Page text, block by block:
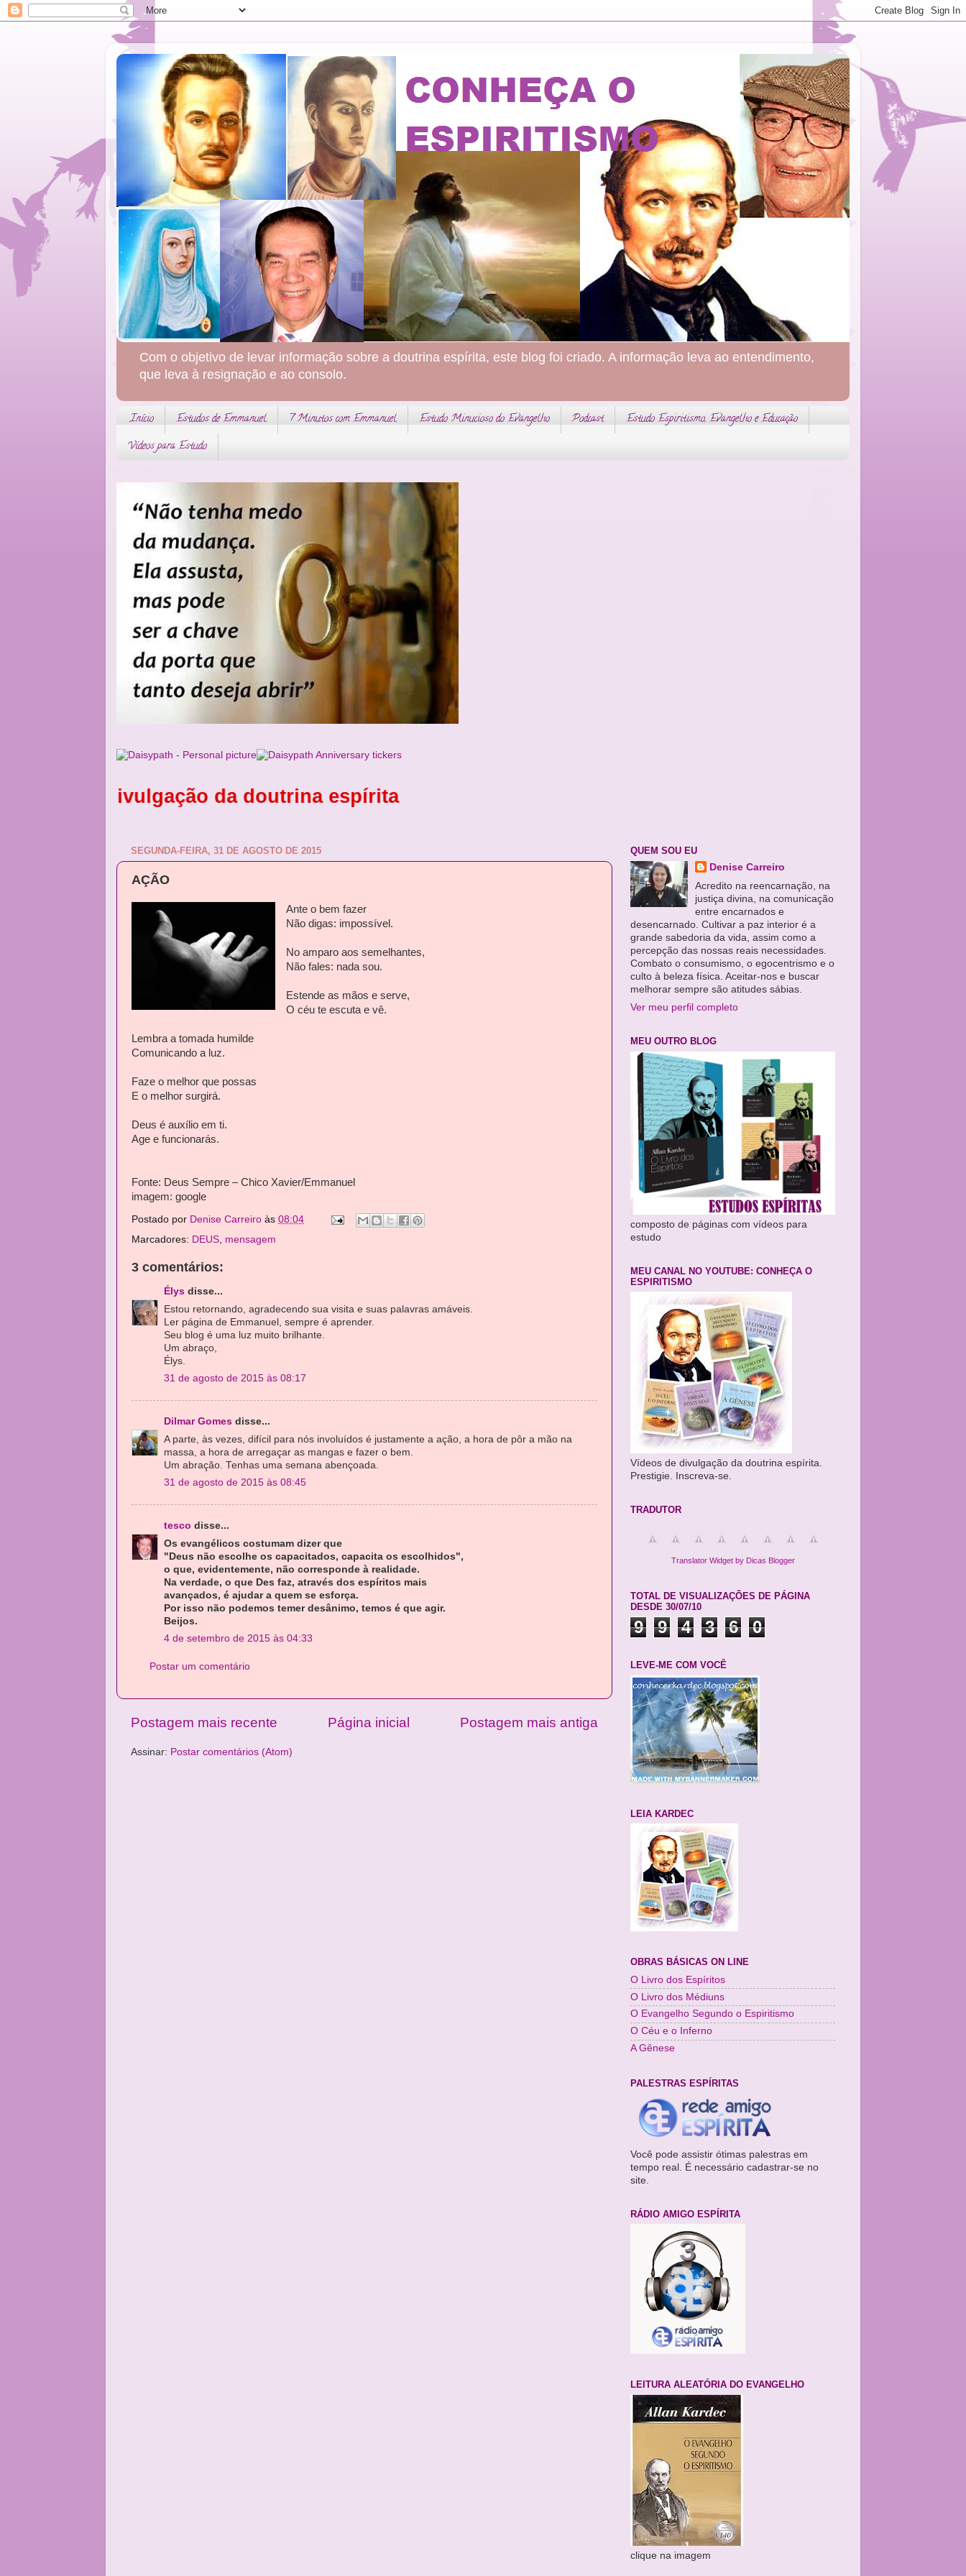
Com o objetivo de levar informação sobre a doutrina espírita, este blog foi criado. A informação leva ao entendimento,
que leva à resignação e ao consolo.
Início Estudos de Emmanuel 7 Minutos com Emmanuel Estudo Minucioso do Evangelho Podcast
Estudo Espiritismo, Evangelho e Educação
Vídeos para Estudo
de divulgação da doutrina espírita
SEGUNDA-FEIRA, 31 DE AGOSTO DE 2015
AÇÃO
Ante o bem fazer
Não digas: impossível.
No amparo aos semelhantes,
Não fales: nada sou.
Estende as mãos e serve,
O céu te escuta e vê.
Lembra a tomada humilde
Comunicando a luz.
Faze o melhor que possas
E o melhor surgirá.
Deus é auxílio em ti.
Age e funcionarás.
Fonte: Deus Sempre – Chico Xavier/Emmanuel
imagem: google
Postado por Denise Carreiro às 08:04
Marcadores: DEUS, mensagem
3 comentários:
Élys disse...
Estou retornando, agradecendo sua visita e suas palavras amáveis.
Ler página de Emmanuel, sempre é aprender.
Seu blog é uma luz muito brilhante.
Um abraço,
Élys.
31 de agosto de 2015 às 08:17
Dilmar Gomes disse...
A parte, às vezes, difícil para nós involuídos é justamente a ação, a hora de pôr a mão na
massa, a hora de arregaçar as mangas e fazer o bem.
Um abração. Tenhas uma semana abençoada.
31 de agosto de 2015 às 08:45
tesco disse...
Os evangélicos costumam dizer que
"Deus não escolhe os capacitados, capacita os escolhidos",
o que, evidentemente, não corresponde à realidade.
Na verdade, o que Des faz, através dos espíritos mais
avançados, é ajudar a quem se esforça.
Por isso não podemos temer desânimo, temos é que agir.
Beijos.
4 de setembro de 2015 às 04:33
Postar um comentário
Postagem mais recente Postagem mais antiga
Página inicial
Assinar: Postar comentários (Atom)
QUEM SOU EU
Denise Carreiro
Acredito na reencarnação, na
justiça divina, na comunicação
entre encarnados e
desencarnado. Cultivar a paz interior é a
grande sabedoria da vida, assim como a
percepção das nossas reais necessidades.
Combato o consumismo, o egocentrismo e o
culto à beleza física. Aceitar-nos e buscar
melhorar sempre são atitudes sábias.
Ver meu perfil completo
MEU OUTRO BLOG
composto de páginas com vídeos para
estudo
MEU CANAL NO YOUTUBE: CONHEÇA O
ESPIRITISMO
Vídeos de divulgação da doutrina espírita.
Prestigie. Inscreva-se.
TRADUTOR
Translator Widget by Dicas Blogger
TOTAL DE VISUALIZAÇÕES DE PÁGINA
DESDE 30/07/10
9 9 4 3 6 0
LEVE-ME COM VOCÊ
LEIA KARDEC
OBRAS BÁSICAS ON LINE
O Livro dos Espíritos
O Livro dos Médiuns
O Evangelho Segundo o Espiritismo
O Céu e o Inferno
A Gênese
PALESTRAS ESPÍRITAS
Você pode assistir ótimas palestras em
tempo real. É necessário cadastrar-se no
site.
RÁDIO AMIGO ESPÍRITA
LEITURA ALEATÓRIA DO EVANGELHO
clique na imagem